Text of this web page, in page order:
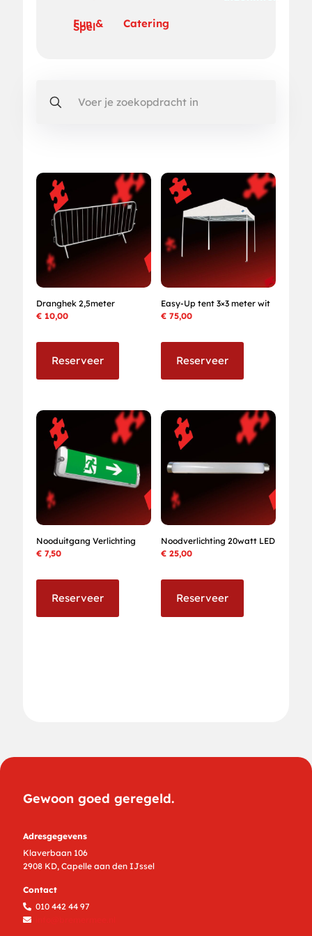
Fun &
Spel Catering
Dranghek 2,5meter
€ 10,00
Reserveer
Easy-Up tent 3×3 meter wit
€75,00
Reserveer
Nooduitgang Verlichting
€ 7,50
Reserveer
Noodverlichting 20watt LED
€25,00
Reserveer
Gewoon goed geregeld.
Adresgegevens
Klaverbaan 106
2908 KD, Capelle aan den IJssel
Contact
010 442 44 97